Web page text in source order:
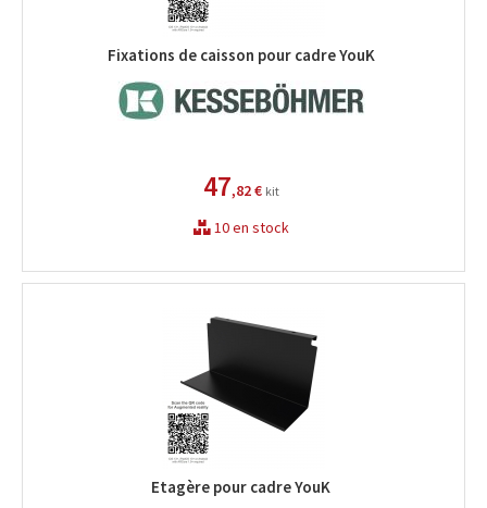
Fixations de caisson pour cadre YouK
47,82 € kit
10 en stock
Etagère pour cadre YouK